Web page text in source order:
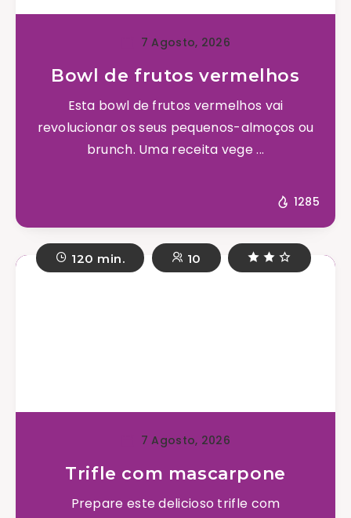
7 Agosto, 2026
Bowl de frutos vermelhos
Esta bowl de frutos vermelhos vai
revolucionar os seus pequenos-almoços ou
brunch. Uma receita vege ...
1285
120 min. 10
7 Agosto, 2026
Trifle com mascarpone
Prepare este delicioso trifle com